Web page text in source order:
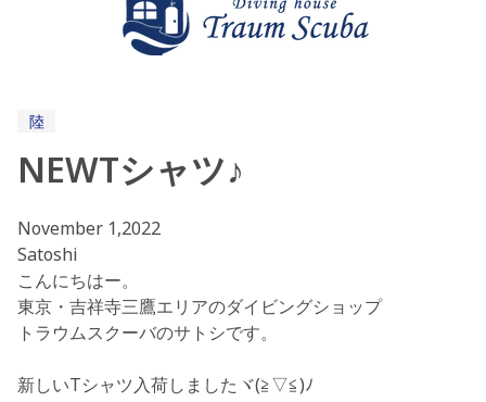
陸
NEWTシャツ♪
November 1,2022
Satoshi
こんにちはー。
東京・吉祥寺三鷹エリアのダイビングショップ
トラウムスクーバのサトシです。
新しいTシャツ入荷しましたヾ(≧▽≦)ﾉ